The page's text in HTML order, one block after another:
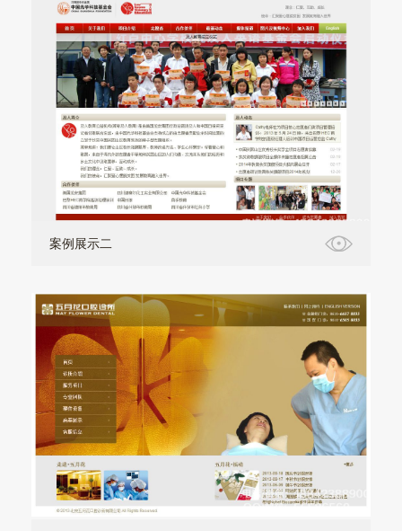
案例展示二